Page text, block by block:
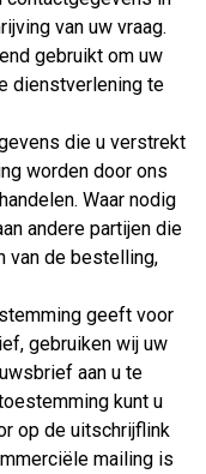
van uw vraag.
gebruikt om uw
dienstverlening te
die u verstrekt
worden door ons
Waar nodig
andere partijen die
van de bestelling,
geeft voor
gebruiken wij uw
aan u te
kunt u
op de uitschrijflink
mailing is